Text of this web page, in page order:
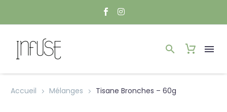
Accueil Mélanges Tisane Bronches – 60g